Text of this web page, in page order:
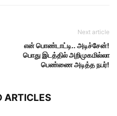
Next article
என் பொண்டாட்டி.. அடிச்சேன்!
பொது இடத்தில் அறிமுகமில்லா
பெண்ணை அடித்த நபர்!
ARTICLES